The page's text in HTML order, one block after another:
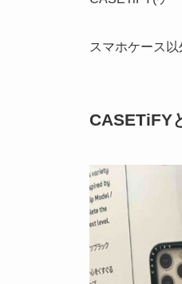
スマホケース
CASETiFY